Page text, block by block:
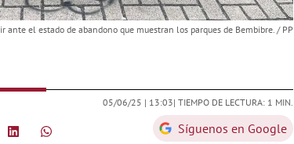
ante el estado de abandono que muestran los parques de Bembibre. / PP
05/06/25 | 13:03| TIEMPO DE LECTURA: 1 MIN.
Síguenos en Google